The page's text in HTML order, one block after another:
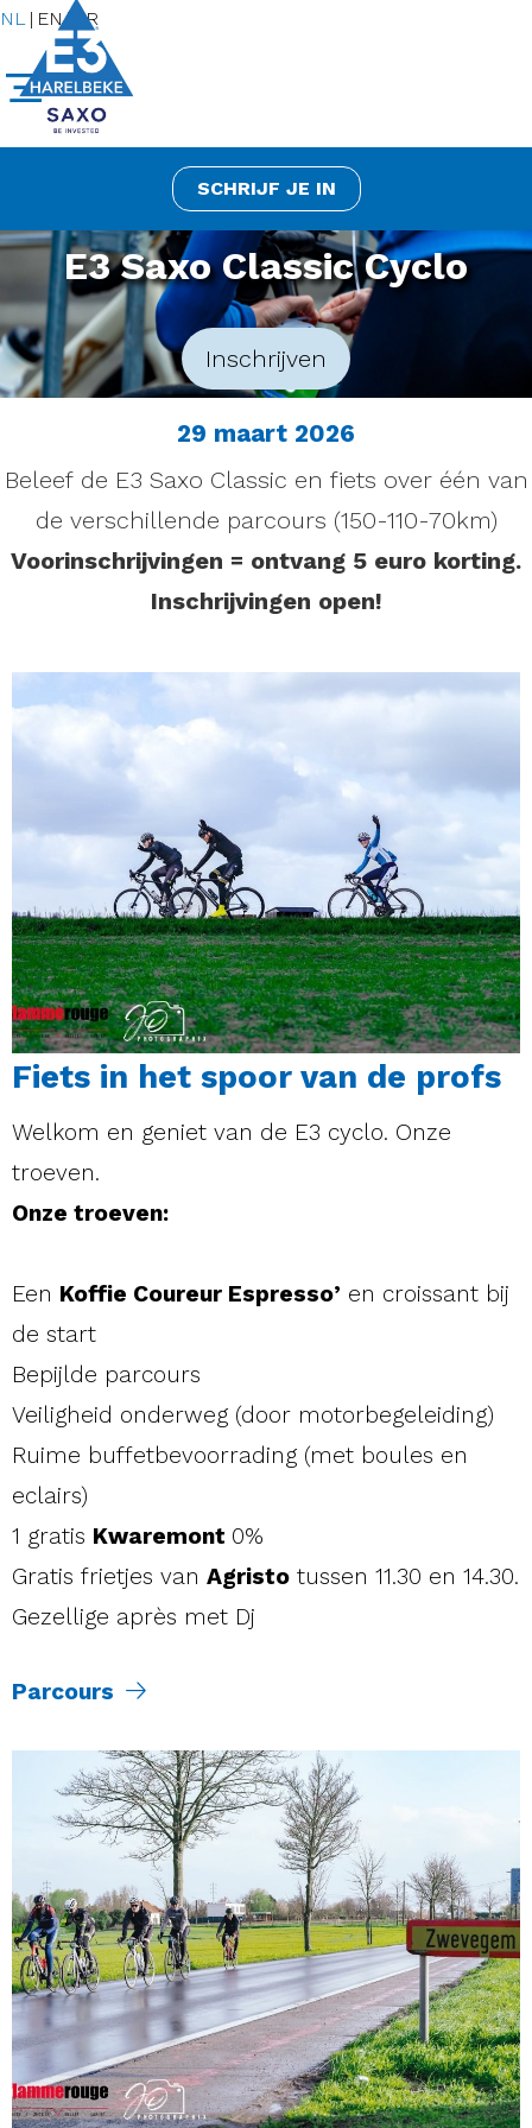
NL | EN| FR
SCHRIJF JE IN
E3 Saxo Classic Cyclo
Inschrijven
29 maart 2026
Beleef de E3 Saxo Classic en fiets over één van
de verschillende parcours (150-110-70km)
Voorinschrijvingen = ontvang 5 euro korting.
Inschrijvingen open!
Fiets in het spoor van de profs
Welkom en geniet van de E3 cyclo. Onze
troeven.
Onze troeven:
Een Koffie Coureur Espresso’ en croissant bij
de start
Bepijlde parcours
Veiligheid onderweg (door motorbegeleiding)
Ruime buffetbevoorrading (met boules en
eclairs)
1 gratis Kwaremont 0%
Gratis frietjes van Agristo tussen 11.30 en 14.30.
Gezellige après met Dj
Parcours